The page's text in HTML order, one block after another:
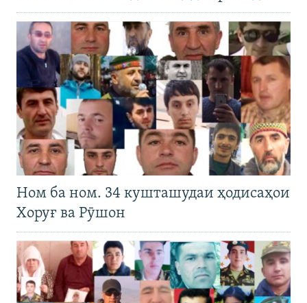
Ном ба ном. 34 кушташудаи ҳодисаҳои
Хоруғ ва Рӯшон